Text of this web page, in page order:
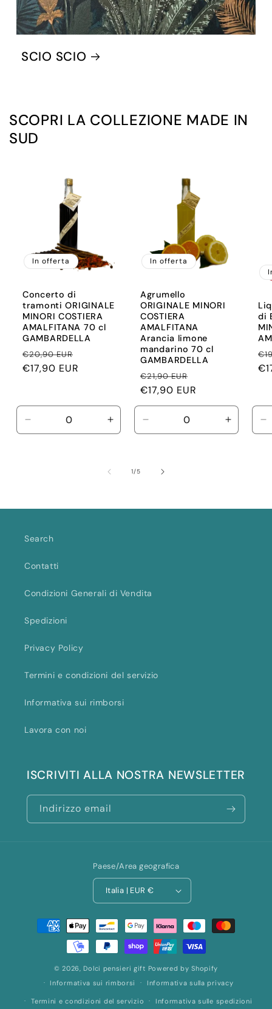
SCIO SCIO
SCOPRI LA COLLEZIONE MADE IN
SUD
In offerta
Concerto di
tramonti ORIGINALE
MINORI COSTIERA
AMALFITANA 70 cl
GAMBARDELLA
Prezzo
di
€20,90 EUR
€17,90 EUR
Diminuisci
quantità
Aumenta
quantità
Title
In offerta
Agrumello
ORIGINALE MINORI
COSTIERA
AMALFITANA
Arancia limone
mandarino 70 cl
GAMBARDELLA
Prezzo
di
listino
€21,90 EUR
scontato
€17,90 EUR
Diminuisci
quantità
Title
Aumenta
quantità
di
di
1/su
5
Search
Contatti
Condizioni Generali di Vendita
Spedizioni
Privacy Policy
Termini e condizioni del servizio
Informativa sui rimborsi
Lavora con noi
ISCRIVITI ALLA NOSTRA NEWSLETTER
Indirizzo email
Paese/Area geografica
Italia | EUR €
Metodi
pagamento
© 2026,Dolci pensieri gift Powered by Shopify
Informativa sui rimborsi
Informativa sulla privacy
Termini e condizioni del servizio Informativa sulle spedizioni